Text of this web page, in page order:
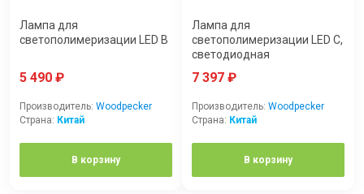
Лампа для
светополимеризации LED B
5 490 ₽
Производитель: Woodpecker
Страна: Китай
В корзину
Лампа для
светополимеризации LED C,
светодиодная
7 397 ₽
Производитель: Woodpecker
Страна: Китай
В корзину